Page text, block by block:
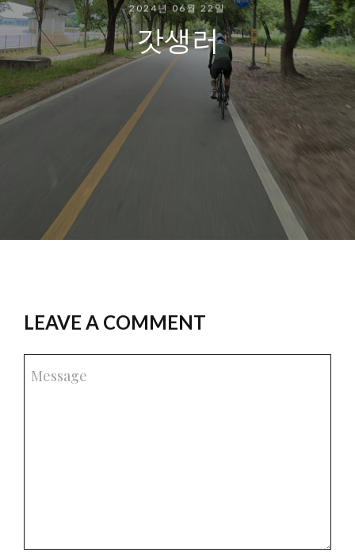
2024년 06월 22일
갓생러
LEAVE A COMMENT